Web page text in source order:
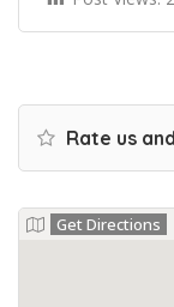
Rate us
Get Directions